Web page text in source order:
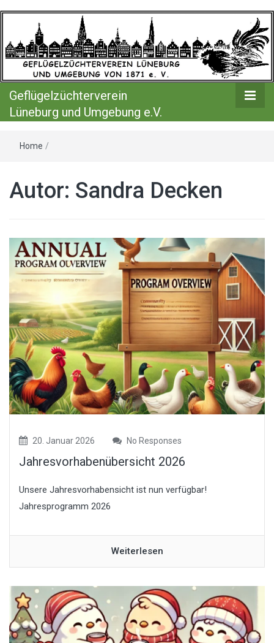
Geflügelzüchterverein
Lüneburg und Umgebung e.V.
Home /
Autor: Sandra Decken
20. Januar 2026 No Responses
Jahresvorhabenübersicht 2026
Unsere Jahresvorhabensicht ist nun verfügbar!
Jahresprogramm 2026
Weiterlesen